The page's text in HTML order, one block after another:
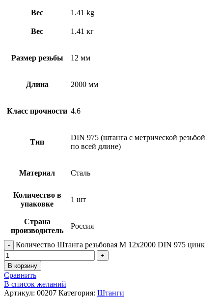
Вес 1.41 kg
Вес 1.41 кг
Размер резьбы 12 мм
Длина 2000 мм
Класс прочности 4.6
Тип
DIN 975 (штанга с метрической резьбой
по всей длине)
Материал Сталь
Количество в
упаковке
1 шт
Страна
производитель
Россия
Количество Штанга резьбовая М 12х2000 DIN 975 цинк
В корзину
Сравнить
В список желаний
Артикул: 00207 Категория: Штанги